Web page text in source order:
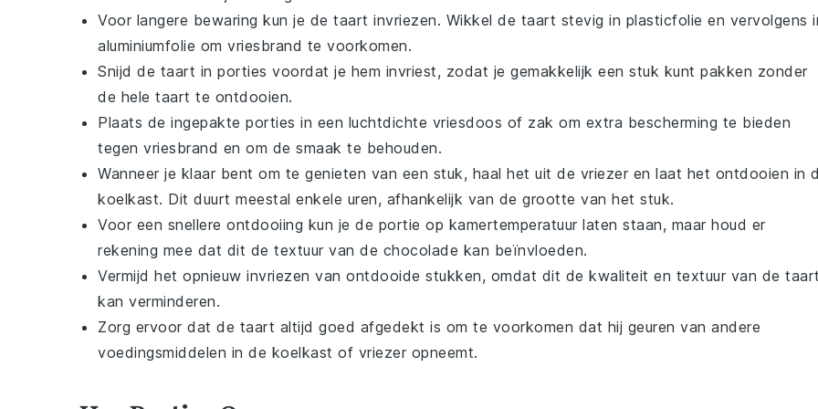
Voor langere bewaring kun je de taart invriezen. Wikkel de taart stevig in plasticfolie en vervolgens
aluminiumfolie om vriesbrand te voorkomen.
Snijd de taart in porties voordat je hem invriest, zodat je gemakkelijk een stuk kunt pakken zonder
de hele taart te ontdooien.
Plaats de ingepakte porties in een luchtdichte vriesdoos of zak om extra bescherming te bieden
tegen vriesbrand en om de smaak te behouden.
Wanneer je klaar bent om te genieten van een stuk, haal het uit de vriezer en laat het ontdooien in
koelkast. Dit duurt meestal enkele uren, afhankelijk van de grootte van het stuk.
Voor een snellere ontdooiing kun je de portie op kamertemperatuur laten staan, maar houd er
rekening mee dat dit de textuur van de chocolade kan beïnvloeden.
Vermijd het opnieuw invriezen van ontdooide stukken, omdat dit de kwaliteit en textuur van de taart
kan verminderen.
Zorg ervoor dat de taart altijd goed afgedekt is om te voorkomen dat hij geuren van andere
voedingsmiddelen in de koelkast of vriezer opneemt.